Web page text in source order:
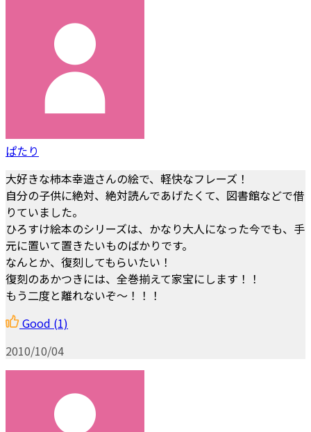
ぱたり
大好きな柿本幸造さんの絵で、軽快なフレーズ！
自分の子供に絶対、絶対読んであげたくて、図書館などで借
りていました。
ひろすけ絵本のシリーズは、かなり大人になった今でも、手
元に置いて置きたいものばかりです。
なんとか、復刻してもらいたい！
復刻のあかつきには、全巻揃えて家宝にします！！
もう二度と離れないぞ～！！！
Good (1)
2010/10/04